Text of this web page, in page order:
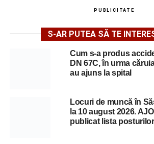
PUBLICITATE
S-AR PUTEA SĂ TE
Cum s-a produs
DN 67C, în urma
au ajuns la spital
Locuri de muncă în
la 10 august 2026.
publicat lista